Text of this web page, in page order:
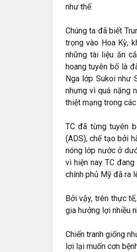
như thế.
Chúng ta đã biết
trọng vào Hoa Kỳ,
những tài liệu ăn
hoang tuyên bố là
Nga lớp Sukoi như
nhưng vì quá nặng
thiệt mạng trong
TC đã từng tuyên
(ADS), chế tạo bởi
nóng lớp nước ở
vì hiện nay TC
chính phủ Mỹ đã ra
Bởi vậy, trên thực
gia hưởng lợi nhiều
Chiến tranh giống
lợi lại muốn cơn